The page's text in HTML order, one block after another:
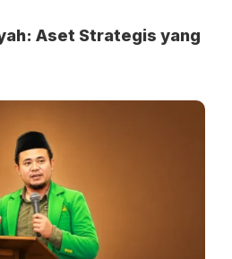
Aset Strategis yang